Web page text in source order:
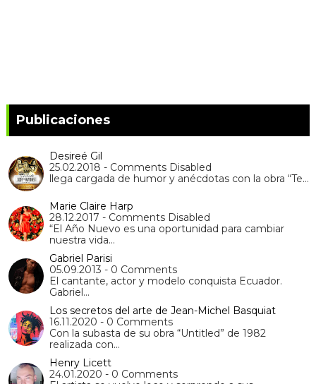
Publicaciones
Desireé Gil
25.02.2018 - Comments Disabled
llega cargada de humor y anécdotas con la obra “Te…
Marie Claire Harp
28.12.2017 - Comments Disabled
“El Año Nuevo es una oportunidad para cambiar
nuestra vida…
Gabriel Parisi
05.09.2013 - 0 Comments
El cantante, actor y modelo conquista Ecuador.
Gabriel…
Los secretos del arte de Jean-Michel Basquiat
16.11.2020 - 0 Comments
Con la subasta de su obra “Untitled” de 1982
realizada con…
Henry Licett
24.01.2020 - 0 Comments